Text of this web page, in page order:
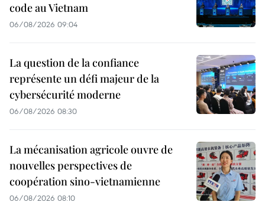
code au Vietnam
06/08/2026 09:04
La question de la confiance
représente un défi majeur de la
cybersécurité moderne
06/08/2026 08:30
La mécanisation agricole ouvre de
nouvelles perspectives de
coopération sino-vietnamienne
06/08/2026 08:10